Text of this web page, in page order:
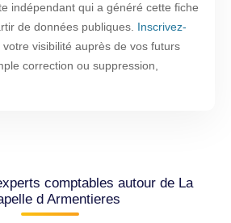
indépendant qui a généré cette fiche
de données publiques. Inscrivez-
visibilité auprès de vos futurs
correction ou suppression,
comptables autour de La
d Armentieres